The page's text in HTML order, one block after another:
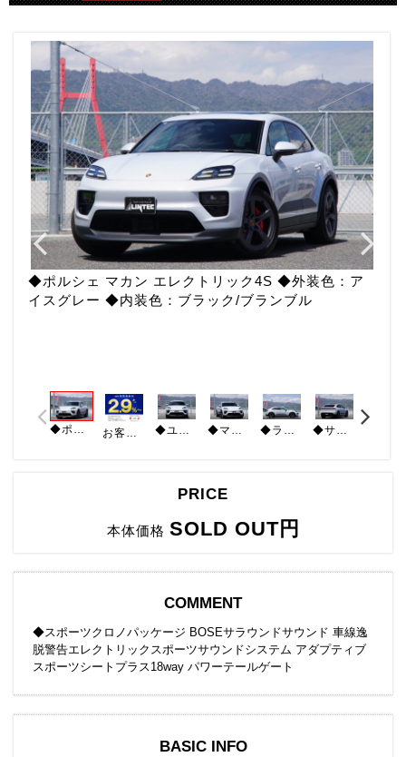
◆ポルシェ マカン エレクトリック4S ◆外装色：ア
イスグレー ◆内装色：ブラック/ブランブル
お客様の希望に寄り添った、お支払いプランをご提示させていただきます♪※元金300万円以上が対象となります。※審査内容により諸条件が異なる場合がございます。 ◆ユーザー様買取車 ◆スペシャルカラーアイスグレー ◆レザーパッケージ ◆カラークレストセンターキャップ ◆プライバシーガラス ◆スポーツクロノパッケージ ◆マルチファクションGTスポーツステアリングホイール ◆パノラマルーフシステム ◆シートベンチレーション(フロント) ◆スポーツクロノパッケージ ◆BOSEサラウンドサウンド ◆ラッゲジルーム100Vソケット ◆21インチマカンオフロードデザインホイール ◆エレクトリックスポーツサウンドシステム◆ アダプティブスポーツシートプラス18way ◆ETC ◆サイドウィンドウトリムハイグロスブラック ◆前席シートヒーター/ベンチレーター ◆純正ナビ・バックカメラ360°・BT・アップルカープレイ・アンドロイドオート◆ステアリングヒーター
PRICE
本体価格 SOLD OUT円
COMMENT
◆スポーツクロノパッケージ BOSEサラウンドサウンド 車線逸
脱警告エレクトリックスポーツサウンドシステム アダプティブ
スポーツシートプラス18way パワーテールゲート
BASIC INFO